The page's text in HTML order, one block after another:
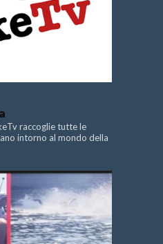
raccoglie tutte le
intorno al mondo della